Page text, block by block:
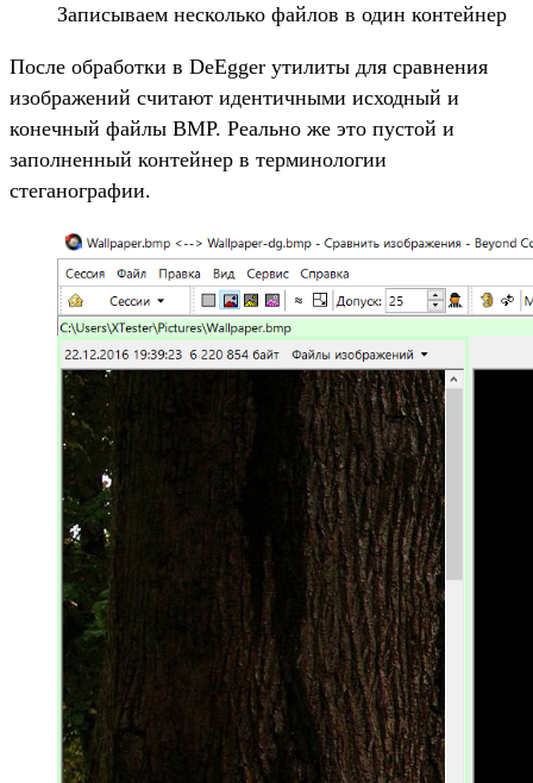
Записываем несколько файлов в один контейнер
После обработки в DeEgger утилиты для сравнения
изображений считают идентичными исходный и
конечный файлы BMP. Реально же это пустой и
заполненный контейнер в терминологии
стеганографии.